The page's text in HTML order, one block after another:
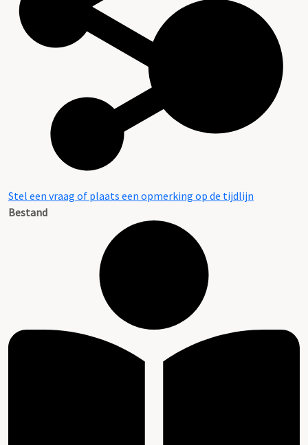
Stel een vraag of plaats een opmerking op de tijdlijn
Bestand